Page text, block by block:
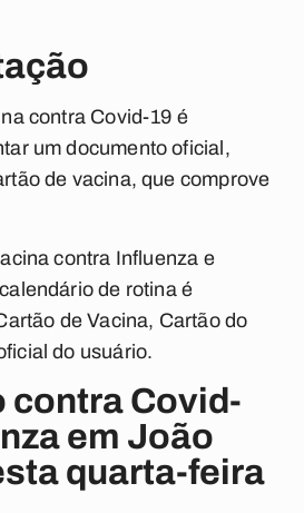
contra Covid-19 é
um documento oficial,
de vacina, que comprove
contra Influenza e
de rotina é
de Vacina, Cartão do
do usuário.
contra Covid-
em João
quarta-feira